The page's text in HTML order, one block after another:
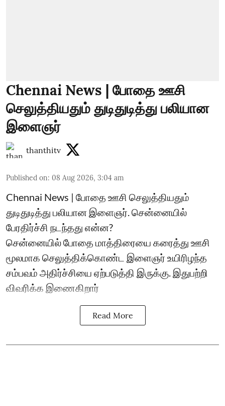
Chennai News | போதை ஊசி
செலுத்தியதும் துடிதுடித்து பலியான
இளைஞர்
thanthitv
Published on: 08 Aug 2026, 3:04 am
Chennai News | போதை ஊசி செலுத்தியதும்
துடிதுடித்து பலியான இளைஞர். சென்னையில்
பேரதிர்ச்சி நடந்தது என்ன?
சென்னையில் போதை மாத்திரையை கரைத்து ஊசி
மூலமாக செலுத்திக்கொண்ட இளைஞர் உயிரிழந்த
சம்பவம் அதிர்ச்சியை ஏற்படுத்தி இருக்கு. இதுபற்றி
விவரிக்க இணைகிறார்
Read More